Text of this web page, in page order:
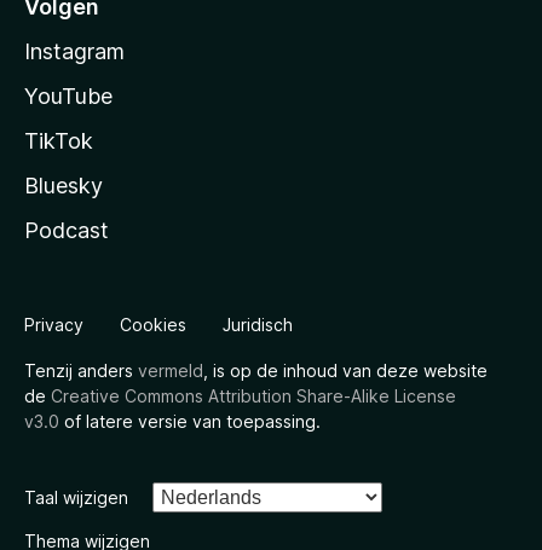
Volgen
Instagram
YouTube
TikTok
Bluesky
Podcast
Privacy Cookies Juridisch
Tenzij anders vermeld , is op de inhoud van deze website
de Creative Commons Attribution Share-Alike License
v3.0 of latere versie van toepassing.
Taal wijzigen
Thema wijzigen